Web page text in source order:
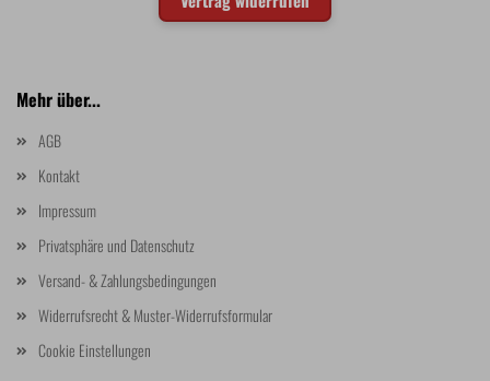
Mehr über...
AGB
Kontakt
Impressum
Privatsphäre und Datenschutz
Versand- & Zahlungsbedingungen
Widerrufsrecht & Muster-Widerrufsformular
Cookie Einstellungen